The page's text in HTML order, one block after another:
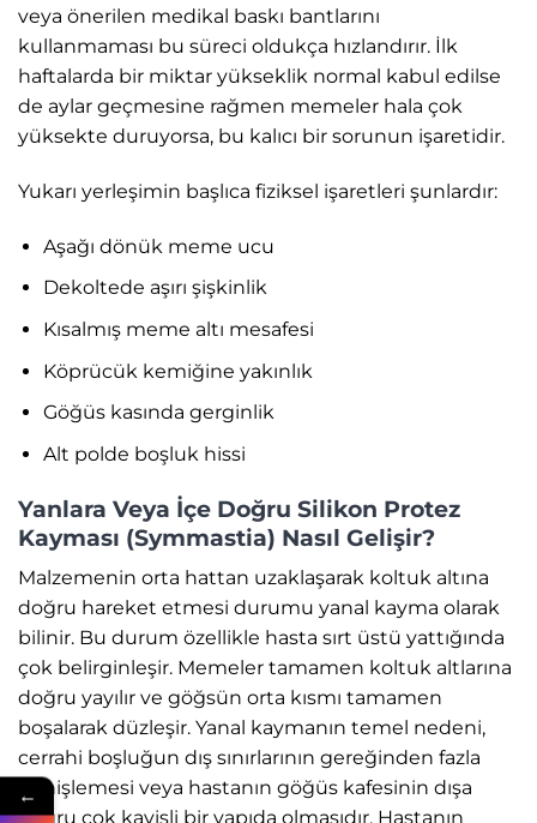
veya önerilen medikal baskı bantlarını
kullanmaması bu süreci oldukça hızlandırır. İlk
haftalarda bir miktar yükseklik normal kabul edilse
de aylar geçmesine rağmen memeler hala çok
yüksekte duruyorsa, bu kalıcı bir sorunun işaretidir.
Yukarı yerleşimin başlıca fiziksel işaretleri şunlardır:
Aşağı dönük meme ucu
Dekoltede aşırı şişkinlik
Kısalmış meme altı mesafesi
Köprücük kemiğine yakınlık
Göğüs kasında gerginlik
Alt polde boşluk hissi
Yanlara Veya İçe Doğru Silikon Protez
Kayması (Symmastia) Nasıl Gelişir?
Malzemenin orta hattan uzaklaşarak koltuk altına
doğru hareket etmesi durumu yanal kayma olarak
bilinir. Bu durum özellikle hasta sırt üstü yattığında
çok belirginleşir. Memeler tamamen koltuk altlarına
doğru yayılır ve göğsün orta kısmı tamamen
boşalarak düzleşir. Yanal kaymanın temel nedeni,
cerrahi boşluğun dış sınırlarının gereğinden fazla
genişlemesi veya hastanın göğüs kafesinin dışa
doğru çok kavisli bir yapıda olmasıdır. Hastanın
←